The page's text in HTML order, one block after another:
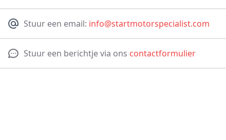
Stuur een email: info@startmotorspecialist.com
Stuur een berichtje via ons contactformulier